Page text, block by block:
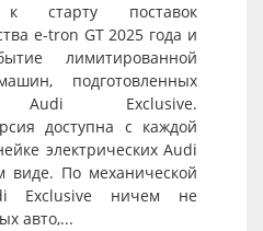
старту поставок
e-tron GT 2025 года и
лимитированной
подготовленных
Audi Exclusive.
доступна с каждой
электрических Audi
виде. По механической
Exclusive ничем не
авто,...